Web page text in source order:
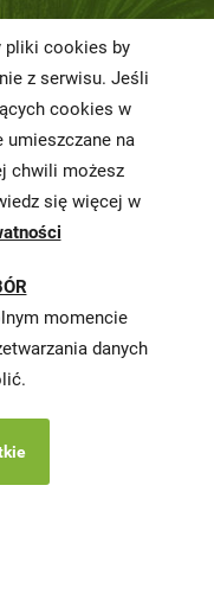
o
pliki cookies by
z serwisu. Jeśli
cookies w
umieszczane na
chwili możesz
się więcej w
momencie
danych